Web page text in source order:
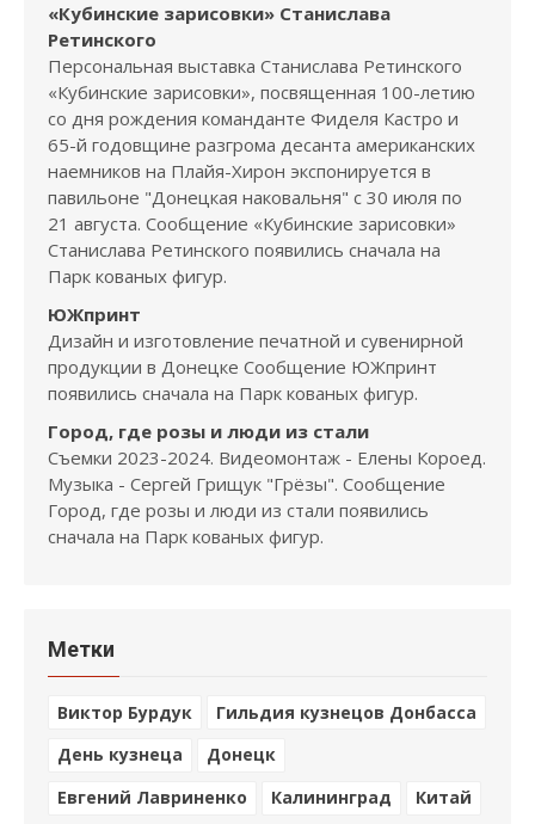
«Кубинские зарисовки» Станислава
Ретинского
Персональная выставка Станислава Ретинского
«Кубинские зарисовки», посвященная 100-летию
со дня рождения команданте Фиделя Кастро и
65-й годовщине разгрома десанта американских
наемников на Плайя-Хирон экспонируется в
павильоне "Донецкая наковальня" с 30 июля по
21 августа. Сообщение «Кубинские зарисовки»
Станислава Ретинского появились сначала на
Парк кованых фигур.
ЮЖпринт
Дизайн и изготовление печатной и сувенирной
продукции в Донецке Сообщение ЮЖпринт
появились сначала на Парк кованых фигур.
Город, где розы и люди из стали
Съемки 2023-2024. Видеомонтаж - Елены Короед.
Музыка - Сергей Грищук "Грёзы". Сообщение
Город, где розы и люди из стали появились
сначала на Парк кованых фигур.
Метки
Виктор Бурдук
Гильдия кузнецов Донбасса
День кузнеца
Донецк
Евгений Лавриненко
Калининград
Китай